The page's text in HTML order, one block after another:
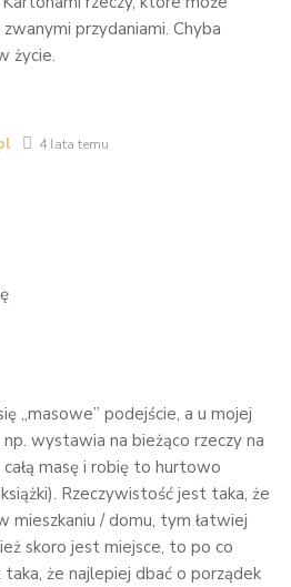
przydaniami. Chyba
życie.
4 lata temu
„masowe” podejście, a u mojej
wystawia na bieżąco rzeczy na
masę i robię to hurtowo
Rzeczywistość jest taka, że
mieszkaniu / domu, tym łatwiej
skoro jest miejsce, to po co
że najlepiej dbać o porządek